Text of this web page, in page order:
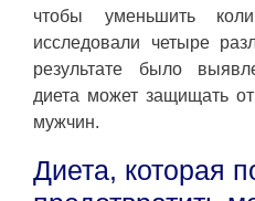
чтобы уменьшить
исследовали четыре
результате было
диета может защищать
мужчин.
Диета, которая